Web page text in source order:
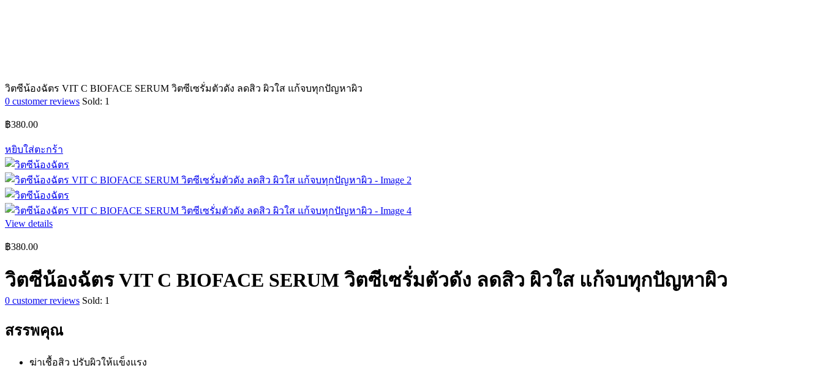
วิตซีน้องฉัตร VIT C BIOFACE SERUM วิตซีเซรั่มตัวดัง ลดสิว ผิวใส แก้จบทุกปัญหาผิว
0 customer reviews Sold: 1
฿380.00
หยิบใส่ตะกร้า
View details
฿380.00
วิตซีน้องฉัตร VIT C BIOFACE SERUM วิตซีเซรั่มตัวดัง ลดสิว ผิวใส แก้จบทุกปัญหาผิว
0 customer reviews Sold: 1
สรรพคุณ
ฆ่าเชื้อสิว ปรับผิวให้แข็งแรง